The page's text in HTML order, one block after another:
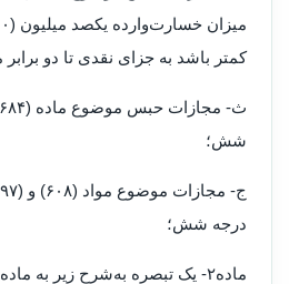
کمتر باشد به جزای نقدی تا دو
شش؛
درجه شش؛